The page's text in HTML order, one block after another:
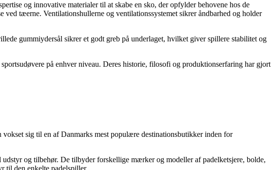
og innovative materialer til at skabe en sko, der opfylder behovene hos de
tæerne. Ventilationshullerne og ventilationssystemet sikrer åndbarhed og holder
gummiydersål sikrer et godt greb på underlaget, hvilket giver spillere stabilitet og
på enhver niveau. Deres historie, filosofi og produktionserfaring har gjort
sig til en af Danmarks mest populære destinationsbutikker inden for
og tilbehør. De tilbyder forskellige mærker og modeller af padelketsjere, bolde,
til den enkelte padelspiller.